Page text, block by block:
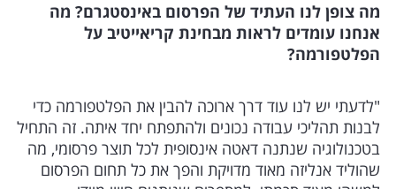
מה צופן לנו העתיד של הפרסום באינסטגרם? מה
אנחנו עומדים לראות מבחינת קריאייטיב על
הפלטפורמה?
"לדעתי יש לנו עוד דרך ארוכה להבין את הפלטפורמה כדי
לבנות תהליכי עבודה נכונים ולהתפתח יחד איתה. זה התחיל
בטכנולוגיה שנתנה דאטה אינסופית לכל תוצר פרסומי, מה
שהוליד אנליזה מאוד מדויקת והפך את כל תחום הפרסום